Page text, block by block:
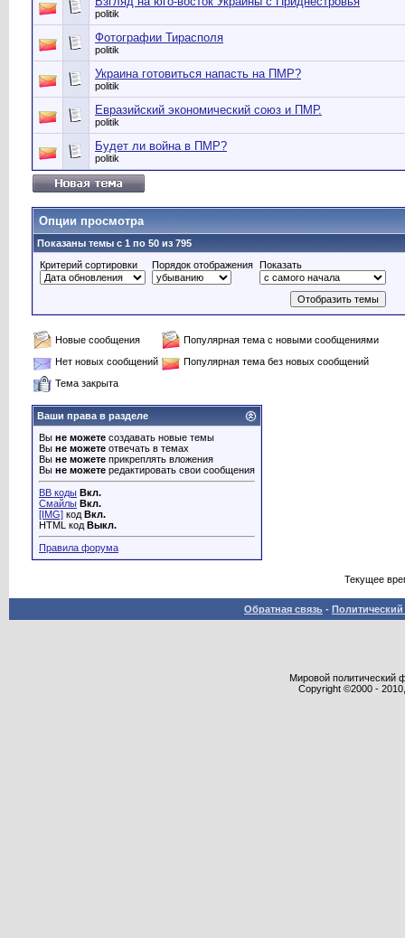
politik
Фотографии Тирасполя
politik
Украина готовиться напасть на ПМР?
politik
Евразийский экономический союз и ПМР.
politik
Будет ли война в ПМР?
politik
Опции просмотра
Показаны темы с 1 по 50 из 795
Критерий сортировки
Порядок отображения Показать
Новые сообщения
Популярная тема с новыми сообщениями
Нет новых сообщений
Популярная тема без новых сообщений
Тема закрыта
Ваши права в разделе
Вы не можете создавать новые темы
Вы не можете отвечать в темах
Вы не можете прикреплять вложения
Вы не можете редактировать свои сообщения
BB коды Вкл.
Смайлы Вкл.
[IMG] код Вкл.
HTML код Выкл.
Правила форума
Текущее
Обратная связь -
Мировой политический
Copyright ©2000 -